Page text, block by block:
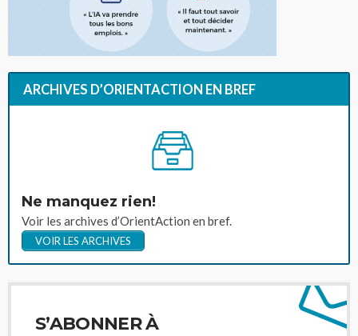
ARCHIVES D’ORIENTACTION EN BREF
Ne manquez rien!
Voir les archives d’OrientAction en bref.
VOIR LES ARCHIVES
S’ABONNER À